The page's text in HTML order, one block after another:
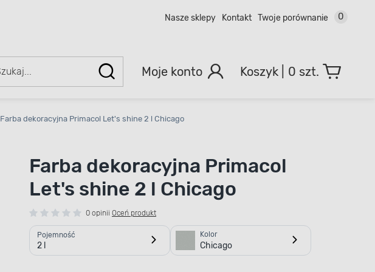
Nasze sklepy Kontakt Twoje porównanie 0
Moje konto 0 szt.
Farba dekoracyjna Primacol Let's shine 2 l Chicago
Farba dekoracyjna Primacol
Let's shine 2 l Chicago
0 opinii Oceń produkt
Pojemność
2 l
Kolor
Chicago